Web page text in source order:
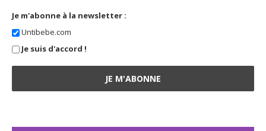
Je m'abonne à la newsletter :
Untibebe.com
Je suis d'accord !